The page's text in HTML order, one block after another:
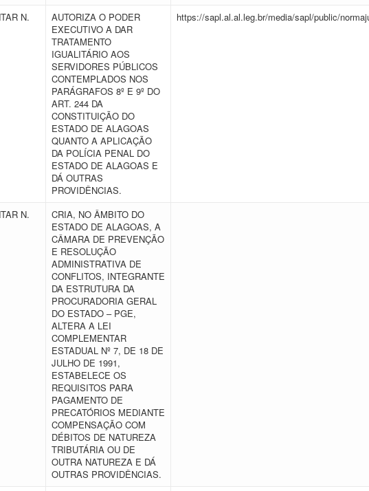
N.
AUTORIZA O PODER
EXECUTIVO A DAR
TRATAMENTO
IGUALITÁRIO AOS
SERVIDORES PÚBLICOS
CONTEMPLADOS NOS
PARÁGRAFOS 8º E 9º DO
ART. 244 DA
CONSTITUIÇÃO DO
ESTADO DE ALAGOAS
QUANTO A APLICAÇÃO
DA POLÍCIA PENAL DO
ESTADO DE ALAGOAS E
DÁ OUTRAS
PROVIDÊNCIAS.
https://sapl.al.al.leg.br/media/sapl/public/
N.
CRIA, NO ÂMBITO DO
ESTADO DE ALAGOAS, A
CÂMARA DE PREVENÇÃO
E RESOLUÇÃO
ADMINISTRATIVA DE
CONFLITOS, INTEGRANTE
DA ESTRUTURA DA
PROCURADORIA GERAL
DO ESTADO – PGE,
ALTERA A LEI
COMPLEMENTAR
ESTADUAL Nº 7, DE 18 DE
JULHO DE 1991,
ESTABELECE OS
REQUISITOS PARA
PAGAMENTO DE
PRECATÓRIOS MEDIANTE
COMPENSAÇÃO COM
DÉBITOS DE NATUREZA
TRIBUTÁRIA OU DE
OUTRA NATUREZA E DÁ
OUTRAS PROVIDÊNCIAS.